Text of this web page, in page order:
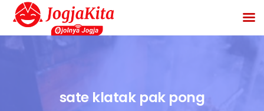
sate klatak pak pong